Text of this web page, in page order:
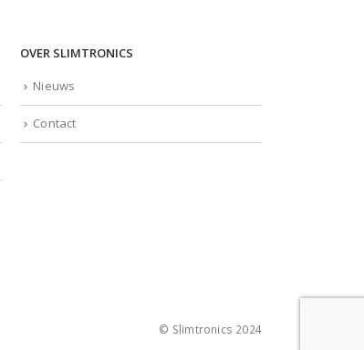
OVER SLIMTRONICS
Nieuws
Contact
© Slimtronics 2024